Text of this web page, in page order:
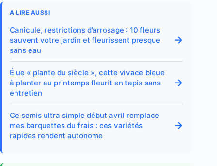
A LIRE AUSSI
Canicule, restrictions d’arrosage : 10 fleurs
sauvent votre jardin et fleurissent presque
sans eau
→
Élue « plante du siècle », cette vivace bleue
à planter au printemps fleurit en tapis sans
entretien
→
Ce semis ultra simple début avril remplace
mes barquettes du frais : ces variétés
rapides rendent autonome
→